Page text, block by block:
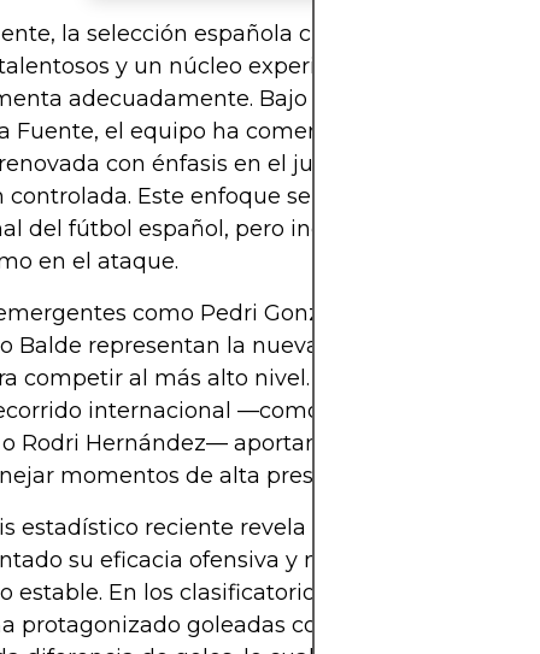
la selección española cuenta con un grupo
y un núcleo experimentado que se
adecuadamente. Bajo el mando del
Fuente, el equipo ha comenzado a mostrar una
con énfasis en el juego asociativo,
controlada. Este enfoque se mantiene fiel a la
del fútbol español, pero incorpora mayor
en el ataque.
como Pedri González, Gavi, Nico
Balde representan la nueva generación de
competir al más alto nivel. Junto a ellos,
internacional —como Álvaro Morata, Dani
Rodri Hernández— aportan la experiencia
momentos de alta presión en fases
estadístico reciente revela que España ha
su eficacia ofensiva y mantenido un
estable. En los clasificatorios previos a grandes
protagonizado goleadas contundentes y